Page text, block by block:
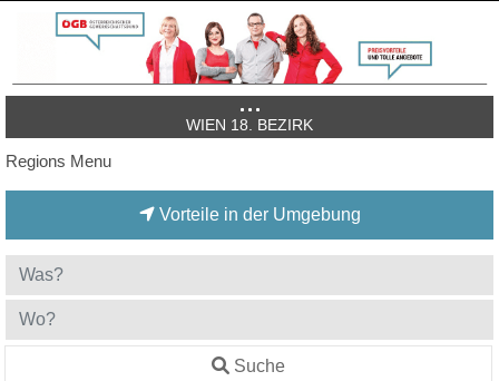
WIEN 18. BEZIRK
Regions Menu
Vorteile in der Umgebung
Suche